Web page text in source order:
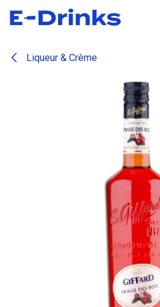
Se rendre au contenu
Liqueur & Crème